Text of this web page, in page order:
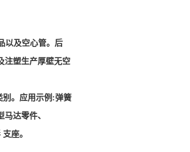
以及空心管。后
注塑生产厚壁无空
别。应用示例:弹簧
达零件、
座。